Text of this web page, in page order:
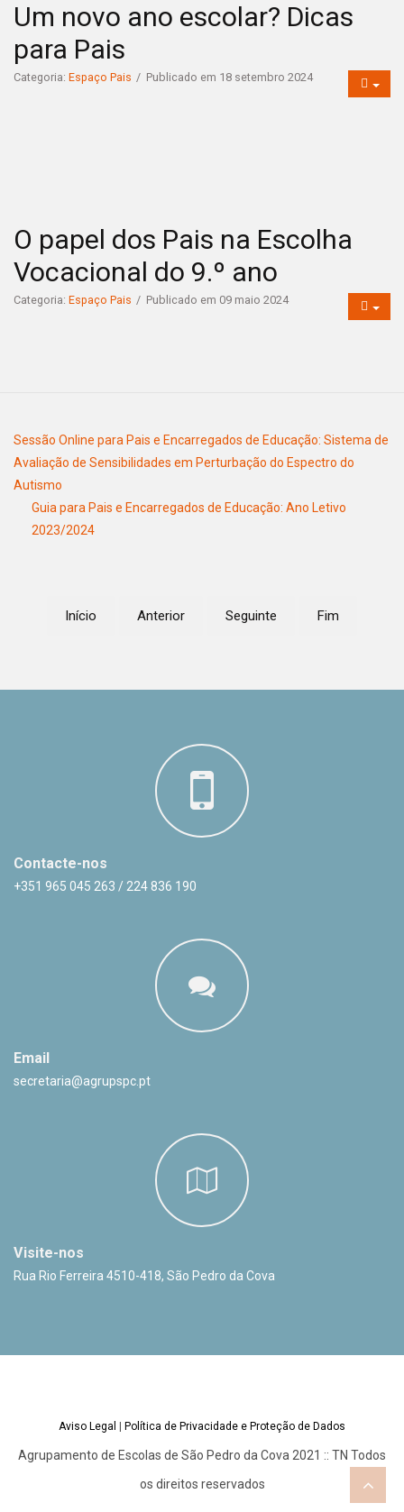
Um novo ano escolar? Dicas
para Pais
Categoria: Espaço Pais Publicado em 18 setembro 2024
O papel dos Pais na Escolha
Vocacional do 9.º ano
Categoria: Espaço Pais Publicado em 09 maio 2024
Sessão Online para Pais e Encarregados de Educação: Sistema de
Avaliação de Sensibilidades em Perturbação do Espectro do
Autismo
Guia para Pais e Encarregados de Educação: Ano Letivo
2023/2024
Início Anterior Seguinte Fim
Contacte-nos
+351 965 045 263 / 224 836 190
Email
secretaria@agrupspc.pt
Visite-nos
Rua Rio Ferreira 4510-418, São Pedro da Cova
Aviso Legal Política de Privacidade e Proteção de Dados
Agrupamento de Escolas de São Pedro da Cova 2021 :: TN Todos
os direitos reservados